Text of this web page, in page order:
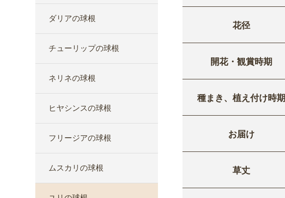
ダリアの球根
チューリップの球根
ネリネの球根
ヒヤシンスの球根
フリージアの球根
ムスカリの球根
花径
開花・観賞時期
種まき、植え付け時期
お届け
草丈